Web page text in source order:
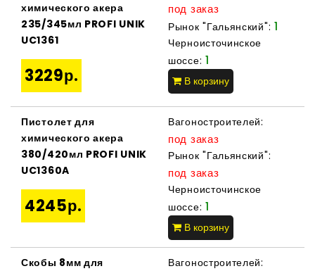
химического акера
235/345мл PROFI UNIK
UC1361
3229р.
под заказ
Рынок "Гальянский": 1
Черноисточинское
шоссе: 1
В корзину
Пистолет для
химического акера
380/420мл PROFI UNIK
UC1360A
4245р.
Вагоностроителей:
под заказ
Рынок "Гальянский":
под заказ
Черноисточинское
шоссе: 1
В корзину
Скобы 8мм для
Вагоностроителей: